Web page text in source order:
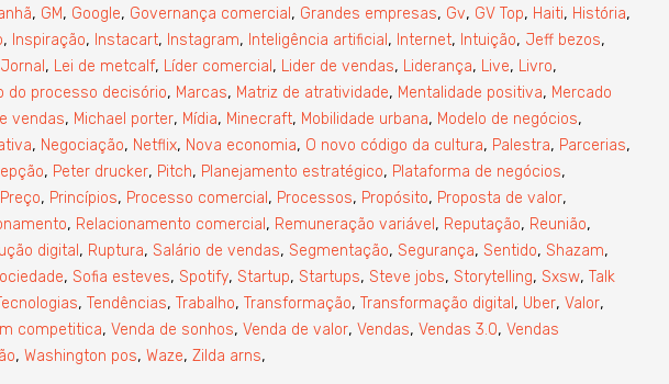
, GM, Google, Governança comercial , Grandes empresas, Gv, GV Top, Haiti, História,
, Inspiração, Instacart, Instagram, Inteligência artificial , Internet, Intuição, Jeff bezos,
Jornal , Lei de metcalf, Líder comercial , Lider de vendas, Liderança, Live, Livro,
do processo decisório, Marcas, Matriz de atratividade, Mentalidade positiva, Mercado
vendas, Michael porter, Mídia, Minecraft, Mobilidade urbana, Modelo de negócios,
, Negociação, Netflix, Nova economia, O novo código da cultura, Palestra, Parcerias,
, Peter drucker, Pitch, Planejamento estratégico, Plataforma de negócios,
Preço, Princípios, Processo comercial , Processos, Propósito, Proposta de valor,
, Relacionamento comercial , Remuneração variável , Reputação, Reunião,
digital , Ruptura, Salário de vendas, Segmentação, Segurança, Sentido, Shazam,
, Sofia esteves, Spotify, Startup, Startups, Steve jobs, Storytelling, Sxsw, Talk
, Tendências, Trabalho, Transformação, Transformação digital , Uber, Valor,
competitica, Venda de sonhos, Venda de valor, Vendas, Vendas 3.0, Vendas
, Washington pos, Waze, Zilda arns,